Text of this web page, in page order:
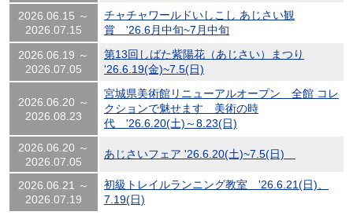
2026.06.15 ～
2026.07.15
チャチャワールドいしこし あじさい観
賞 '26.6月中旬~7月中旬
2026.06.19 ～
2026.07.05
第13回しばた紫陽花（あじさい）まつり
'26.6.19(金)~7.5(日)
2026.06.20 ～
2026.08.23
宮城県美術館リニューアルオープン 全館 コレ
クションで魅せます 美術の時
代 '26.6.20(土)～8.23(日)
2026.06.20 ～
2026.07.05
あじさいフェア '26.6.20(土)~7.5(日)
2026.06.21 ～
2026.07.19
初級トレイルランニング教室 '26.6.21(日)、
7.19(日)